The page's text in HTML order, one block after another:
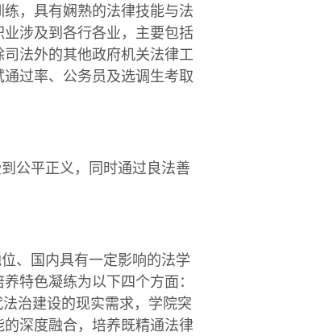
，具有娴熟的法律技能与法
涉及到各行各业，主要包括
法外的其他政府机关法律工
过率、公务员及选调生考取
公平正义，同时通过良法善
、国内具有一定影响的法学
特色凝练为以下四个方面：
治建设的现实需求，学院突
深度融合，培养既精通法律